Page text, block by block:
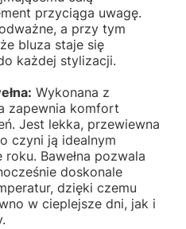
przyciąga uwagę.
a przy tym
bluza staje się
każdej stylizacji.
Wykonana z
zapewnia komfort
Jest lekka, przewiewna
czyni ją idealnym
Bawełna pozwala
doskonale
dzięki czemu
w cieplejsze dni, jak i